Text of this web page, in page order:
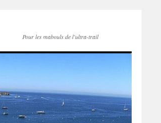
Pour les mabouls de l'ultra-trail